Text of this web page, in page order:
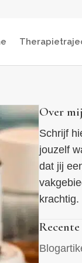
Over mij
Schrijf
jouzelf
dat jij
krachtig.